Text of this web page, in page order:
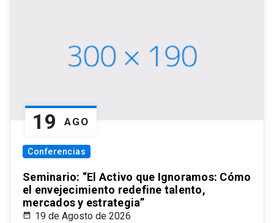
19 AGO
Conferencias
Seminario: “El Activo que Ignoramos: Cómo
el envejecimiento redefine talento,
mercados y estrategia”
19 de Agosto de 2026